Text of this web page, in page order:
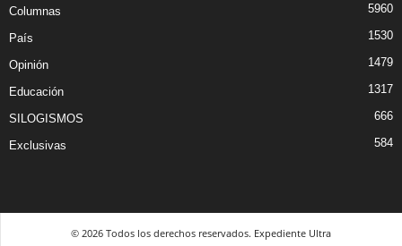
Columnas 5960
País 1530
Opinión 1479
Educación 1317
SILOGISMOS 666
Exclusivas 584
© 2026 Todos los derechos reservados. Expediente Ultra